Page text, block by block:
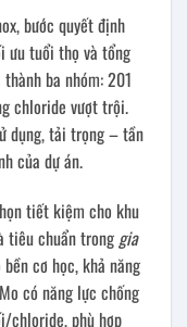
bước quyết định
ưu tuổi thọ và tổng
ba nhóm: 201
chloride vượt trội.
dụng, tải trọng – tần
của dự án.
tiết kiệm cho khu
tiêu chuẩn trong gia
cơ học, khả năng
có năng lực chống
chloride, phù hợp